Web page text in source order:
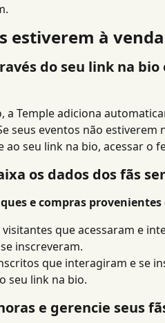
estiverem à venda
do seu link na bio
a Temple adiciona
seus eventos não estiverem
ao seu link na bio, acessar o
os dados dos fãs
e compras provenientes
visitantes que acessaram e
inscreveram.
que interagiram e se
seu link na bio.
e gerencie seus